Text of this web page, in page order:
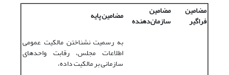
مضامین
فراگیر
مضامین
سازماندهنده مضامین پایه
به رسمیت نشناختن مالکیت عمومی
اطلاعات مجلس، رقابت واحدهای
سازمانی بر مالکیت داده،